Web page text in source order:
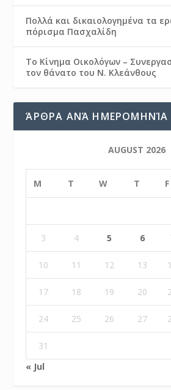
Πολλά και δικαιολογημένα τα
πόρισμα Πασχαλίδη
Το Κίνημα Οικολόγων –
τον θάνατο του Ν. Κλεάνθους
ΆΡΘΡΑ ΑΝΆ ΗΜΕΡΟΜΗΝΊΑ
AUGUST 2026
M T W T F
3 4 5 6
10 11 12 13
17 18 19 20
24 25 26 27
31
« Jul